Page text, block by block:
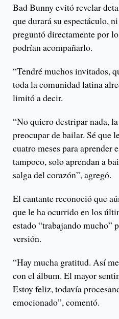
Bad Bunny evitó revelar
que durará su espectáculo,
preguntó directamente por
podrían acompañarlo.
“Tendré muchos invitados,
toda la comunidad latina
limitó a decir.
“No quiero destripar nada,
preocupar de bailar. Sé que
cuatro meses para aprender
tampoco, solo aprendan a
salga del corazón”, agregó.
El cantante reconoció que
que le ha ocurrido en los
estado “trabajando mucho”
versión.
“Hay mucha gratitud. Así
con el álbum. El mayor
Estoy feliz, todavía
emocionado”, comentó.